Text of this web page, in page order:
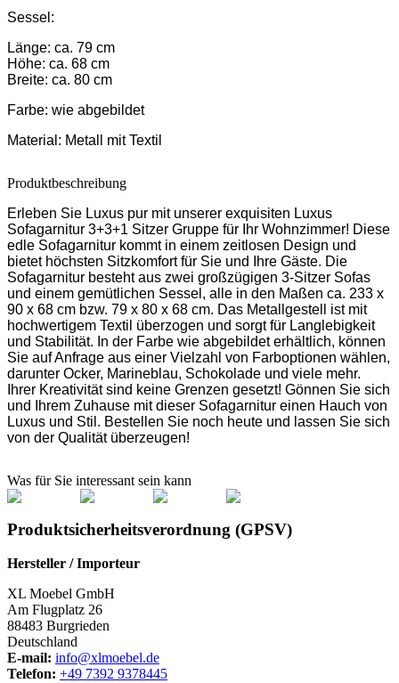
Sessel:
Länge: ca. 79 cm
Höhe: ca. 68 cm
Breite: ca. 80 cm
Farbe: wie abgebildet
Material: Metall mit Textil
Produktbeschreibung
Erleben Sie Luxus pur mit unserer exquisiten Luxus
Sofagarnitur 3+3+1 Sitzer Gruppe für Ihr Wohnzimmer! Diese
edle Sofagarnitur kommt in einem zeitlosen Design und
bietet höchsten Sitzkomfort für Sie und Ihre Gäste. Die
Sofagarnitur besteht aus zwei großzügigen 3-Sitzer Sofas
und einem gemütlichen Sessel, alle in den Maßen ca. 233 x
90 x 68 cm bzw. 79 x 80 x 68 cm. Das Metallgestell ist mit
hochwertigem Textil überzogen und sorgt für Langlebigkeit
und Stabilität. In der Farbe wie abgebildet erhältlich, können
Sie auf Anfrage aus einer Vielzahl von Farboptionen wählen,
darunter Ocker, Marineblau, Schokolade und viele mehr.
Ihrer Kreativität sind keine Grenzen gesetzt! Gönnen Sie sich
und Ihrem Zuhause mit dieser Sofagarnitur einen Hauch von
Luxus und Stil. Bestellen Sie noch heute und lassen Sie sich
von der Qualität überzeugen!
Was für Sie interessant sein kann
Produktsicherheitsverordnung (GPSV)
Hersteller / Importeur
XL Moebel GmbH
Am Flugplatz 26
88483 Burgrieden
Deutschland
E-mail: info@xlmoebel.de
Telefon: +49 7392 9378445